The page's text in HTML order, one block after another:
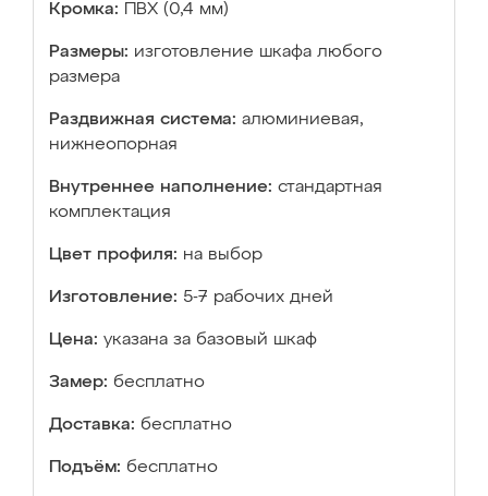
Кромка: ПВХ (0,4 мм)
Размеры: изготовление шкафа любого
размера
Раздвижная система: алюминиевая,
нижнеопорная
Внутреннее наполнение: стандартная
комплектация
Цвет профиля: на выбор
Изготовление: 5-7 рабочих дней
Цена: указана за базовый шкаф
Замер: бесплатно
Доставка: бесплатно
Подъём: бесплатно